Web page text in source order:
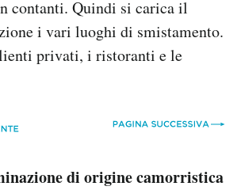
contanti. Quindi si carica il
i vari luoghi di smistamento.
privati, i ristoranti e le
di origine camorristica